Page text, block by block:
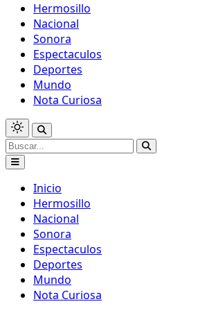
Hermosillo
Nacional
Sonora
Espectaculos
Deportes
Mundo
Nota Curiosa
Inicio
Hermosillo
Nacional
Sonora
Espectaculos
Deportes
Mundo
Nota Curiosa